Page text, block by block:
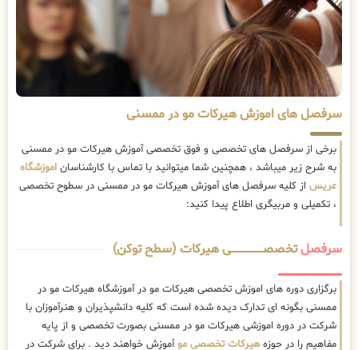
سرفصل های اموزش هیرکات مو در ممسنی
برخی از سرفصل های تخصصی و فوق تخصصی آموزش هیرکات مو در ممسنی
به شرح زیر میباشد ، همچنین شما میتوانید با تماس با کارشناسان اموزشگاه
عریس از کلیه سرفصل های آموزش هیرکات مو در ممسنی در سطوح تخصصی
، تکمیلی و مربیگری اطلاع پیدا کنید:
سرفصلتخصصــــــــــــــــــــی هیرکات (سطح توکن)
برگزاری دوره های اموزش تخصصی هیرکات مو در آموزشگاه هیرکات مو در
ممسنی بگونه ای تدارک دیده شده است که کلیه دانشپذیران و هنرآموزان با
شرکت در دوره اموزشی هیرکات مو در ممسنی بصورت تخصصی و از پایه
مفاهیم را در حوزه هیرکات تخصصی موآموزش خواهند دید . برای شرکت در